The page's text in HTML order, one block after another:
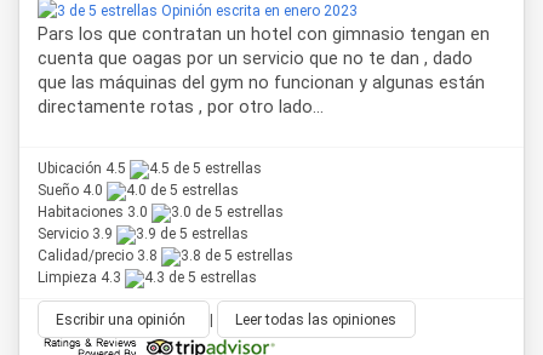
Opinión escrita en enero 2023
Pars los que contratan un hotel con gimnasio tengan en
cuenta que oagas por un servicio que no te dan , dado
que las máquinas del gym no funcionan y algunas están
directamente rotas , por otro lado...
Ubicación 4.5
Sueño 4.0
Habitaciones 3.0
Servicio 3.9
Calidad/precio 3.8
Limpieza 4.3
Escribir una opinión Leer todas las opiniones